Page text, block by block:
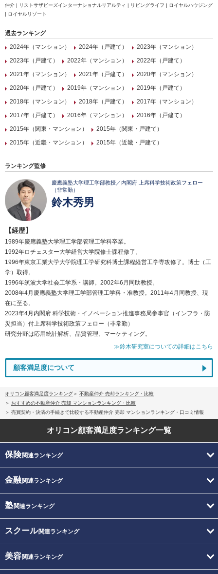
仲介 | リストサザビーズインターナショナルリアルティ | リビングライフ | ロイヤルハウジング
| ロイヤルリゾート
過去ランキング
2024年（マンション）
2024年（戸建て）
2023年（マンション）
2023年（戸建て）
2022年（マンション）
2022年（戸建て）
2021年（マンション）
2021年（戸建て）
2020年（マンション）
2020年（戸建て）
2019年（マンション）
2019年（戸建て）
2018年（マンション）
2018年（戸建て）
2017年（マンション）
2017年（戸建て）
2016年（マンション）
2016年（戸建て）
2015年（関東・マンション）
2015年（関東・戸建て）
2015年（近畿・マンション）
2015年（近畿・戸建て）
ランキング監修
慶應義塾大学理工学部教授／内閣府 上席科学技術政策フェロー
（非常勤）
鈴木秀男
【経歴】
1989年慶應義塾大学理工学部管理工学科卒業。
1992年ロチェスター大学経営大学院修士課程修了。
1996年東京工業大学大学院理工学研究科博士課程経営工学専攻修了。博士（工
学）取得。
1996年筑波大学社会工学系・講師。2002年6月同助教授。
2008年4月慶應義塾大学理工学部管理工学科・准教授。2011年4月同教授、現
在に至る。
2023年4月内閣府 科学技術・イノベーション推進事務局参事官（インフラ・防
災担当）付上席科学技術政策フェロー（非常勤）
研究分野は応用統計解析、品質管理、マーケティング。
≫鈴木研究室についての詳細はこちら
顧客満足度について
オリコン顧客満足度ランキング
不動産仲介 売却ランキング・比較
おすすめの不動産仲介 売却 マンションランキング・比較
売買契約・決済の手続きで比較する不動産仲介 売却 マンションランキング・口コミ情報
オリコン顧客満足度ランキング一覧
保険関連ランキング
金融関連ランキング
塾関連ランキング
スクール関連ランキング
美容関連ランキング